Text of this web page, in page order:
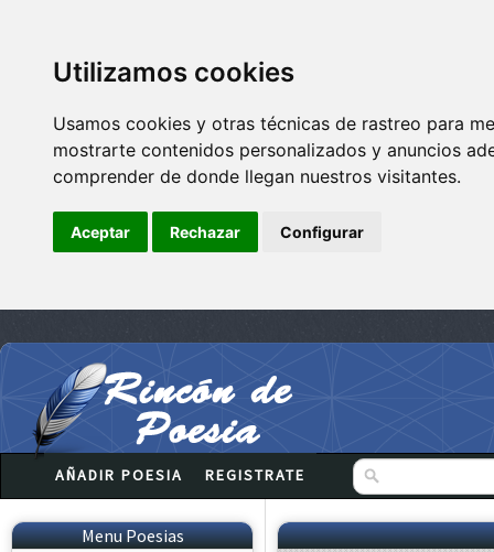
Utilizamos cookies
Usamos cookies y otras técnicas de rastreo para
mostrarte contenidos personalizados y anuncios
comprender de donde llegan nuestros visitantes.
Aceptar Rechazar Configurar
AÑADIR POESIA REGISTRATE
Menu Poesias